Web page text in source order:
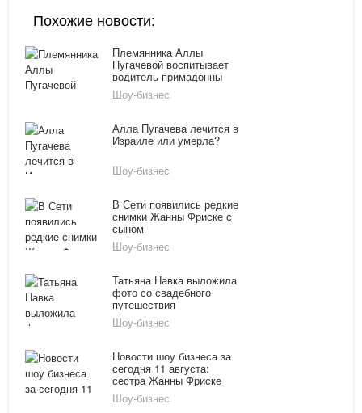
Похожие новости:
Племянника Аллы
Пугачевой воспитывает
водитель примадонны
Шоу-бизнес
Алла Пугачева лечится в
Израиле или умерла?
Шоу-бизнес
В Сети появились редкие
снимки Жанны Фриске с
сыном
Шоу-бизнес
Татьяна Навка выложила
фото со свадебного
путешествия
Шоу-бизнес
Новости шоу бизнеса за
сегодня 11 августа:
сестра Жанны Фриске
беременна первенцем,
Глюк'oZa показала себя
Шоу-бизнес